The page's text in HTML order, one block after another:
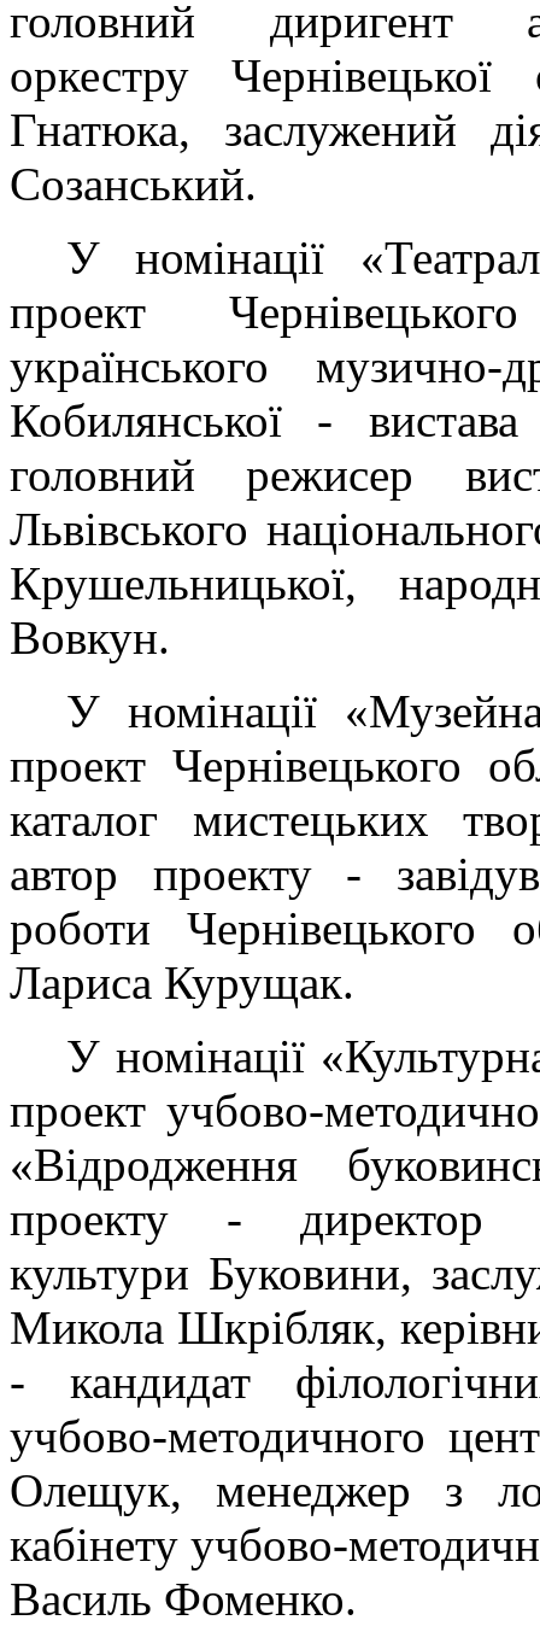
головний диригент
оркестру
Гнатюка, заслужений
Созанський.
У номінації
проект
українського
Кобилянської -
головний режисер
Львівського
Крушельницької,
Вовкун.
У номінації
проект Чернівецького
каталог мистецьких
автор проекту -
роботи Чернівецького
Лариса Курущак.
У номінації
проект учбово-
«Відродження
проекту - директор
культури Буковини,
Микола Шкрібляк,
- кандидат
учбово-методичного
Олещук, менеджер з
кабінету учбово-
Василь Фоменко.